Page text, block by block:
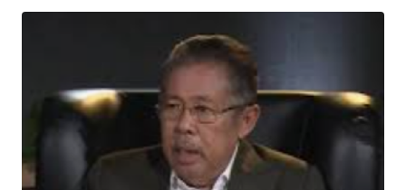
SAINS-TEKNO
KESEHATAN